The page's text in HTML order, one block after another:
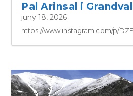
Pal Arinsal i
juny 18, 2026
https://www.instagram.com/p/